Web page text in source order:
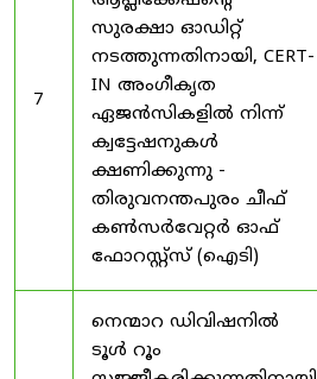
7
സുരക്ഷാ ഓഡിറ്റ്
നടത്തുന്നതിനായി, CERT-
IN അംഗീകൃത
ഏജൻസികളിൽ നിന്ന്
ക്വട്ടേഷനുകൾ
ക്ഷണിക്കുന്നു -
തിരുവനന്തപുരം ചീഫ്
കൺസർവേറ്റർ ഓഫ്
ഫോറസ്റ്റ്സ് (ഐടി)
നെന്മാറ ഡിവിഷനിൽ
ടൂൾ റൂം